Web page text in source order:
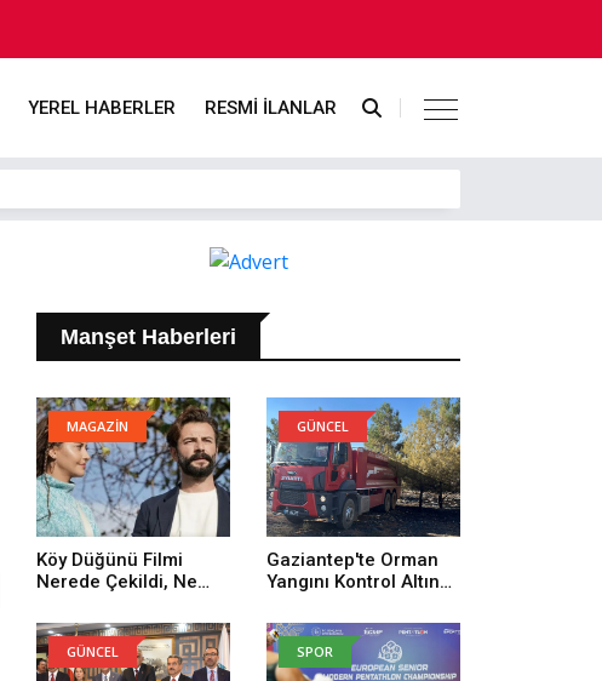
YEREL HABERLER RESMİ İLANLAR
Manşet Haberleri
MAGAZİN
Köy Düğünü Filmi
Nerede Çekildi, Ne
Düğünü Filmi
Oyuncuları Kim,
Konusu Ne?
GÜNCEL
Gaziantep'te Orman
Yangını Kontrol Altına
GÜNCEL SPOR